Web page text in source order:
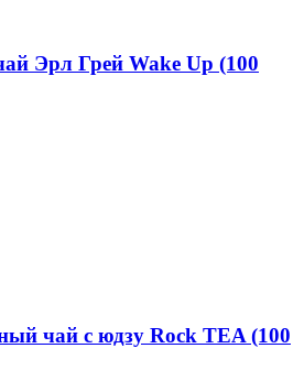
Эрл Грей Wake Up (100
чай с юдзу Rock TEA (100